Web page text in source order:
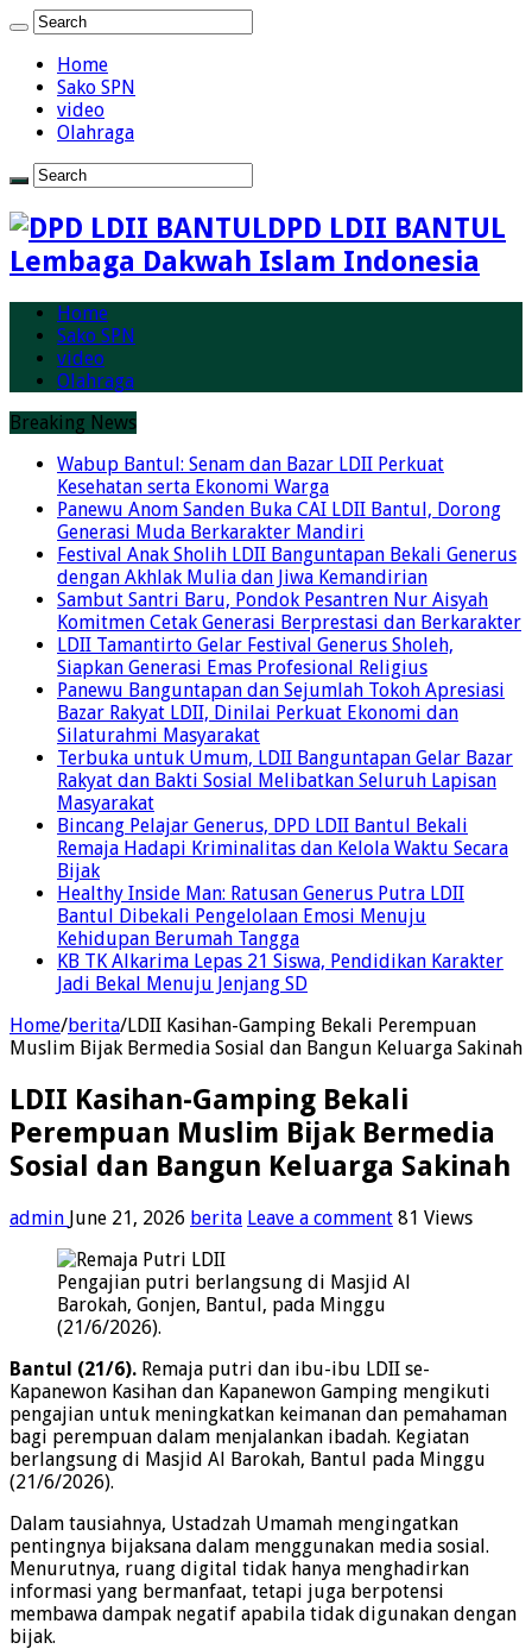
Home
Sako SPN
video
Olahraga
DPD LDII BANTUL
Lembaga Dakwah Islam Indonesia
Home
Sako SPN
video
Olahraga
Breaking News
Wabup Bantul: Senam dan Bazar LDII Perkuat
Kesehatan serta Ekonomi Warga
Panewu Anom Sanden Buka CAI LDII Bantul, Dorong
Generasi Muda Berkarakter Mandiri
Festival Anak Sholih LDII Banguntapan Bekali Generus
dengan Akhlak Mulia dan Jiwa Kemandirian
Sambut Santri Baru, Pondok Pesantren Nur Aisyah
Komitmen Cetak Generasi Berprestasi dan Berkarakter
LDII Tamantirto Gelar Festival Generus Sholeh,
Siapkan Generasi Emas Profesional Religius
Panewu Banguntapan dan Sejumlah Tokoh Apresiasi
Bazar Rakyat LDII, Dinilai Perkuat Ekonomi dan
Silaturahmi Masyarakat
Terbuka untuk Umum, LDII Banguntapan Gelar Bazar
Rakyat dan Bakti Sosial Melibatkan Seluruh Lapisan
Masyarakat
Bincang Pelajar Generus, DPD LDII Bantul Bekali
Remaja Hadapi Kriminalitas dan Kelola Waktu Secara
Bijak
Healthy Inside Man: Ratusan Generus Putra LDII
Bantul Dibekali Pengelolaan Emosi Menuju
Kehidupan Berumah Tangga
KB TK Alkarima Lepas 21 Siswa, Pendidikan Karakter
Jadi Bekal Menuju Jenjang SD
Home/berita/LDII Kasihan-Gamping Bekali Perempuan
Muslim Bijak Bermedia Sosial dan Bangun Keluarga Sakinah
LDII Kasihan-Gamping Bekali
Perempuan Muslim Bijak Bermedia
Sosial dan Bangun Keluarga Sakinah
admin June 21, 2026 berita Leave a comment 81 Views
Pengajian putri berlangsung di Masjid Al
Barokah, Gonjen, Bantul, pada Minggu
(21/6/2026).
Bantul (21/6). Remaja putri dan ibu-ibu LDII se-
Kapanewon Kasihan dan Kapanewon Gamping mengikuti
pengajian untuk meningkatkan keimanan dan pemahaman
bagi perempuan dalam menjalankan ibadah. Kegiatan
berlangsung di Masjid Al Barokah, Bantul pada Minggu
(21/6/2026).
Dalam tausiahnya, Ustadzah Umamah mengingatkan
pentingnya bijaksana dalam menggunakan media sosial.
Menurutnya, ruang digital tidak hanya menghadirkan
informasi yang bermanfaat, tetapi juga berpotensi
membawa dampak negatif apabila tidak digunakan dengan
bijak.